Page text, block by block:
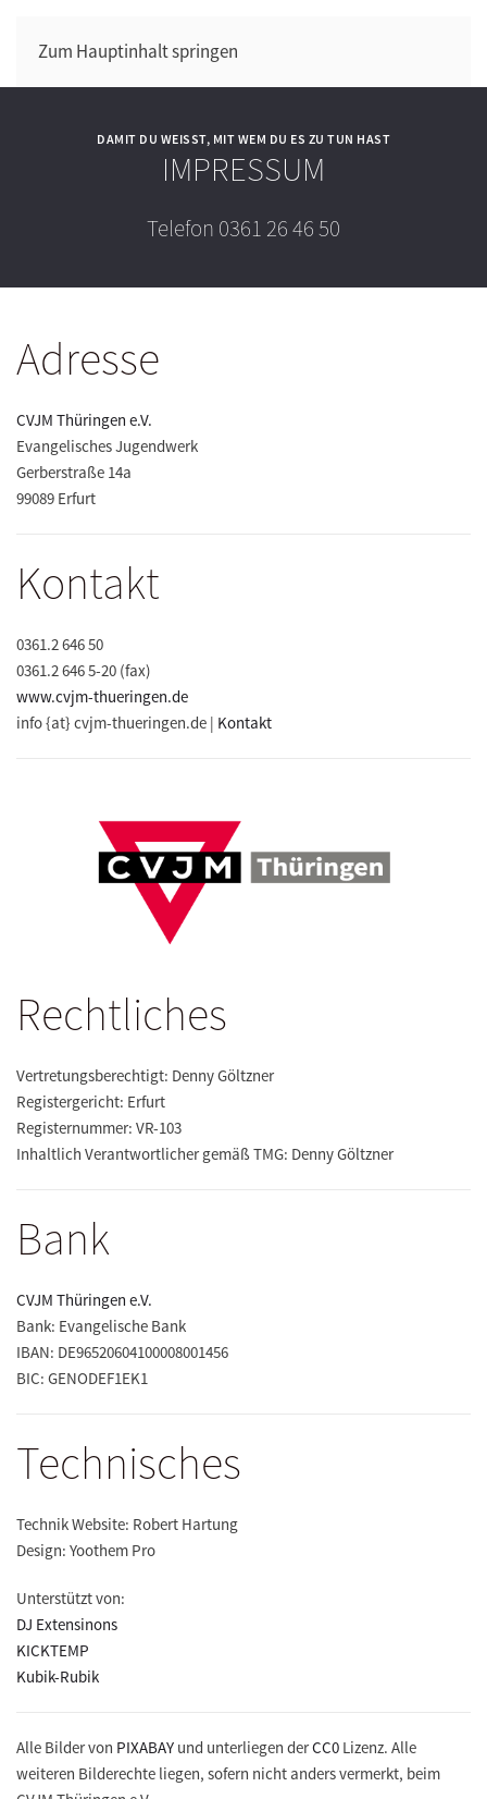
Zum Hauptinhalt springen
DAMIT DU WEISST, MIT WEM DU ES ZU TUN HAST
IMPRESSUM
Telefon 0361 26 46 50
Adresse
CVJM Thüringen e.V.
Evangelisches Jugendwerk
Gerberstraße 14a
99089 Erfurt
Kontakt
0361.2 646 50
0361.2 646 5-20 (fax)
www.cvjm-thueringen.de
info {at} cvjm-thueringen.de | Kontakt
Rechtliches
Vertretungsberechtigt: Denny Göltzner
Registergericht: Erfurt
Registernummer: VR-103
Inhaltlich Verantwortlicher gemäß TMG: Denny Göltzner
Bank
CVJM Thüringen e.V.
Bank: Evangelische Bank
IBAN: DE96520604100008001456
BIC: GENODEF1EK1
Technisches
Technik Website: Robert Hartung
Design: Yoothem Pro
Unterstützt von:
DJ Extensinons
KICKTEMP
Kubik-Rubik
Alle Bilder von PIXABAY und unterliegen derCC0 Lizenz. Alle
weiteren Bilderechte liegen, sofern nicht anders vermerkt, beim